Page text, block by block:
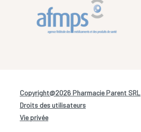
Copyright@2026 Pharmacie Parent SRL
Droits des utilisateurs
Vie privée